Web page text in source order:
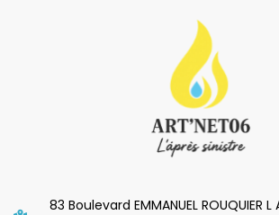
83 Boulevard EMMANUEL ROUQUIER L